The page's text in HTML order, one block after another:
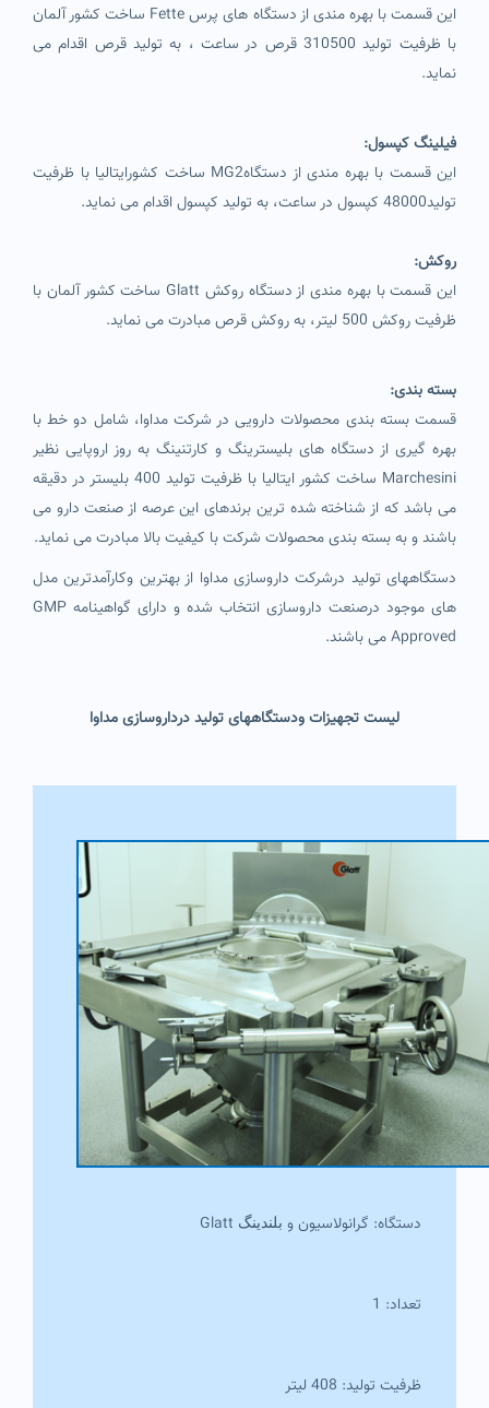
این قسمت با بهره مندی از دستگاه های پرس Fette ساخت کشور آلمان
با ظرفیت تولید 310500 قرص در ساعت ، به تولید قرص اقدام می
نماید.
فیلینگ کپسول:
این قسمت با بهره مندی از دستگاهMG2 ساخت کشورایتالیا با ظرفیت
تولید48000 کپسول در ساعت، به تولید کپسول اقدام می نماید.
روکش:
این قسمت با بهره مندی از دستگاه روکش Glatt ساخت کشور آلمان با
ظرفیت روکش 500 لیتر، به روکش قرص مبادرت می نماید.
بسته بندی:
قسمت بسته بندی محصولات دارویی در شرکت مداوا، شامل دو خط با
بهره گیری از دستگاه های بلیسترینگ و کارتنینگ به روز اروپایی نظیر
Marchesini ساخت کشور ایتالیا با ظرفیت تولید 400 بلیستر در دقیقه
می باشد که از شناخته شده ترین برندهای این عرصه از صنعت دارو می
باشند و به بسته بندی محصولات شرکت با کیفیت بالا مبادرت می نماید.
دستگاههای تولید درشرکت داروسازی مداوا از بهترین وکارآمدترین مدل
های موجود درصنعت داروسازی انتخاب شده و دارای گواهینامه GMP
Approved می باشند.
لیست تجهیزات ودستگاههای تولید درداروسازی مداوا
دستگاه: گرانولاسیون و بلندینگ
تعداد: 1
ظرفیت تولید: 408 لیتر